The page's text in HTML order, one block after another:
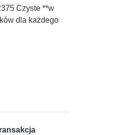
Czyste **w
dla każdego